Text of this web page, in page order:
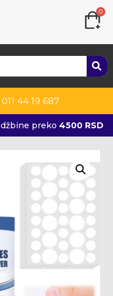
0
011 44 19 687
preko4500 RSD
KUPITE ODMAH